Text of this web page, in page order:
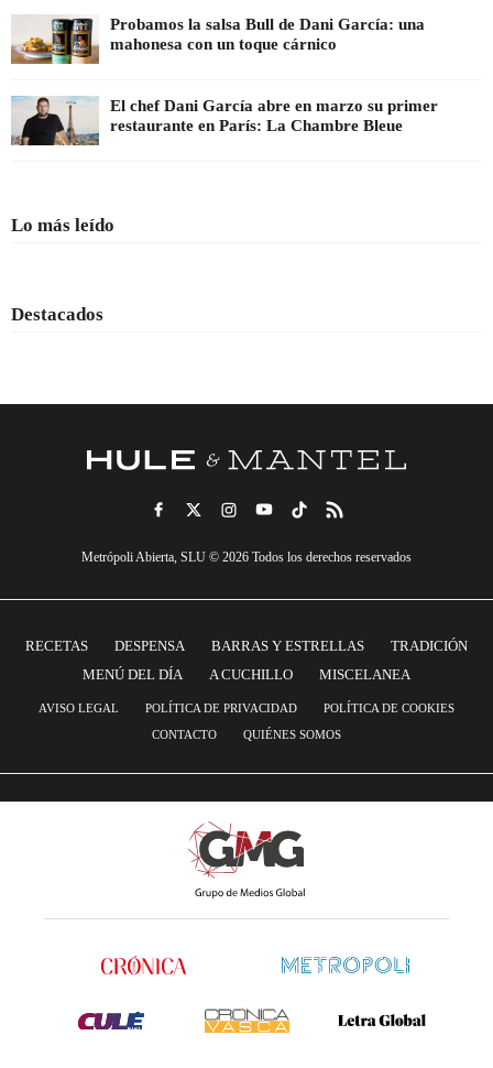
Probamos la salsa Bull de Dani García: una
mahonesa con un toque cárnico
El chef Dani García abre en marzo su primer
restaurante en París: La Chambre Bleue
Lo más leído
Destacados
Metrópoli Abierta, SLU © 2026 Todos los derechos reservados
RECETAS DESPENSA BARRAS Y ESTRELLAS
TRADICIÓN
MENÚ DEL DÍA
A CUCHILLO MISCELANEA
AVISO LEGAL POLÍTICA DE PRIVACIDAD
POLÍTICA DE COOKIES
CONTACTO
QUIÉNES SOMOS